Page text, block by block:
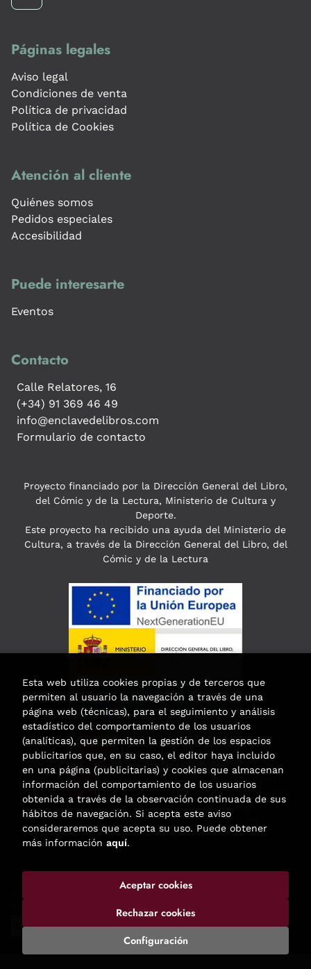
Páginas legales
Aviso legal
Condiciones de venta
Política de privacidad
Política de Cookies
Atención al cliente
Quiénes somos
Pedidos especiales
Accesibilidad
Puede interesarte
Eventos
Contacto
Calle Relatores, 16
(+34) 91 369 46 49
info@enclavedelibros.com
Formulario de contacto
Proyecto financiado por la Dirección General del Libro,
del Cómic y de la Lectura, Ministerio de Cultura y
Deporte.
Este proyecto ha recibido una ayuda del Ministerio de
Cultura, a través de la Dirección General del Libro, del
Cómic y de la Lectura
Esta actividad ha recibido una ayuda
para la modernización de las librerías de
la Comunidad de Madrid
correspondiente al año 2025.
. Todos los Derechos Reservados |
Esta web utiliza cookies propias y de terceros que
permiten al usuario la navegación a través de una
página web (técnicas), para el seguimiento y análisis
estadístico del comportamiento de los usuarios
(analíticas), que permiten la gestión de los espacios
publicitarios que, en su caso, el editor haya incluido
en una página (publicitarias) y cookies que almacenan
información del comportamiento de los usuarios
obtenida a través de la observación continuada de sus
hábitos de navegación. Si acepta este aviso
consideraremos que acepta su uso. Puede obtener
más información aquí.
Configuración
Rechazar cookies
Aceptar cookies